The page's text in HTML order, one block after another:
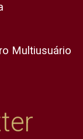
Multiusuário